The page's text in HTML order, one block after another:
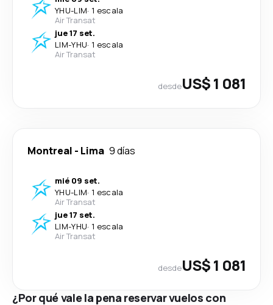
YHU-LIM· 1 escala
Air Transat
jue 17 set.
LIM-YHU· 1 escala
Air Transat
desdeUS$ 1 081
Montreal - Lima 9 días
mié 09 set.
YHU-LIM· 1 escala
Air Transat
jue 17 set.
LIM-YHU· 1 escala
Air Transat
desdeUS$ 1 081
¿Por qué vale la pena reservar vuelos con